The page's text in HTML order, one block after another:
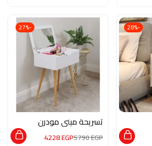
-28%
-27%
تسريحة ميني مودرن
M0407
5790EGP
4228EGP